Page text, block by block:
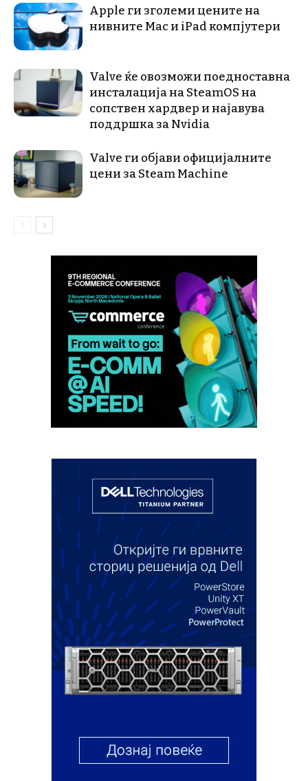
Apple ги зголеми цените на
нивните Mac и iPad компјутери
Valve ќе овозможи поедноставна
инсталација на SteamOS на
сопствен хардвер и најавува
поддршка за Nvidia
Valve ги објави официјалните
цени за Steam Machine